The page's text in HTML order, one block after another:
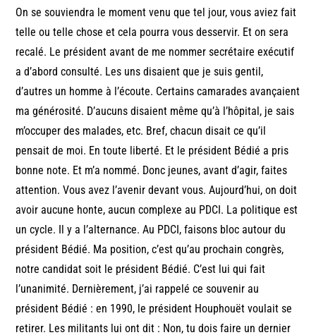
On se souviendra le moment venu que tel jour, vous aviez fait
telle ou telle chose et cela pourra vous desservir. Et on sera
recalé. Le président avant de me nommer secrétaire exécutif
a d’abord consulté. Les uns disaient que je suis gentil,
d’autres un homme à l’écoute. Certains camarades avançaient
ma générosité. D’aucuns disaient même qu’à l’hôpital, je sais
m’occuper des malades, etc. Bref, chacun disait ce qu’il
pensait de moi. En toute liberté. Et le président Bédié a pris
bonne note. Et m’a nommé. Donc jeunes, avant d’agir, faites
attention. Vous avez l’avenir devant vous. Aujourd’hui, on doit
avoir aucune honte, aucun complexe au PDCI. La politique est
un cycle. Il y a l’alternance. Au PDCI, faisons bloc autour du
président Bédié. Ma position, c’est qu’au prochain congrès,
notre candidat soit le président Bédié. C’est lui qui fait
l’unanimité. Dernièrement, j’ai rappelé ce souvenir au
président Bédié : en 1990, le président Houphouët voulait se
retirer. Les militants lui ont dit : Non, tu dois faire un dernier